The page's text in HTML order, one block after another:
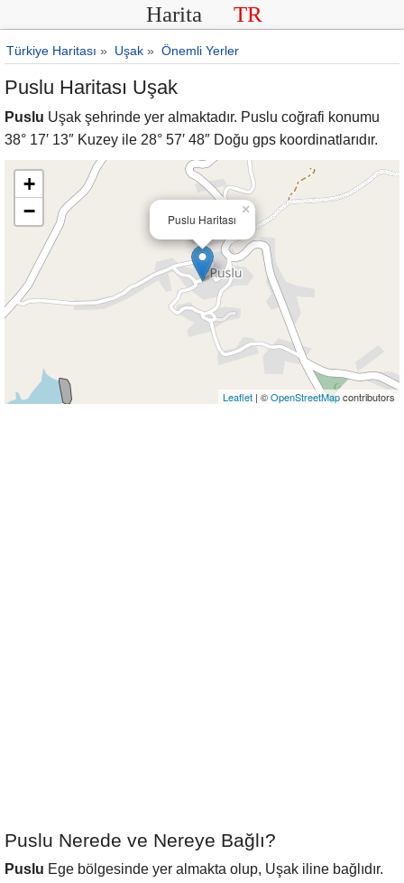
Harita TR
Türkiye Haritası » Uşak » Önemli Yerler
Puslu Haritası Uşak
Puslu Uşak şehrinde yer almaktadır. Puslu coğrafi konumu
38° 17′ 13″ Kuzey ile 28° 57′ 48″ Doğu gps koordinatlarıdır.
Puslu Haritası
×
+
−
Leaflet | ©OpenStreetMapcontributors
Puslu Nerede ve Nereye Bağlı?
Puslu Ege bölgesinde yer almakta olup, Uşak iline bağlıdır.